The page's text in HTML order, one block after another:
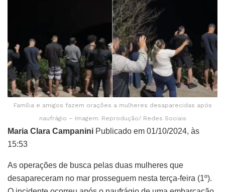
Família e amigos fazem orações a mulheres desaparecidas após
naufrágio – Imagem: Reprodução/ Redes Sociais
Maria Clara Campanini Publicado em 01/10/2024, às
15:53
As operações de busca pelas duas mulheres que
desapareceram no mar prosseguem nesta terça-feira (1º).